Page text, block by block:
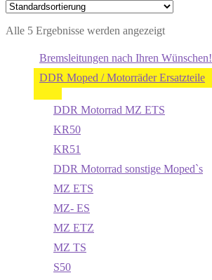
Alle 5 Ergebnisse werden angezeigt
Bremsleitungen nach Ihren Wünschen!
DDR Moped / Motorräder Ersatzteile
DDR Motorrad MZ ETS
KR50
KR51
DDR Motorrad sonstige Moped`s
MZ ETS
MZ- ES
MZ ETZ
MZ TS
S50